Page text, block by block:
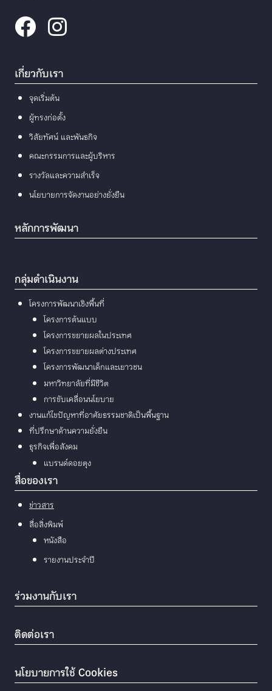
เกี่ยวกับเรา
จุดเริ่มต้น
ผู้ทรงก่อตั้ง
วิสัยทัศน์ และพันธกิจ
คณะกรรมการและผู้บริหาร
รางวัลและความสำเร็จ
นโยบายการจัดงานอย่างยั่งยืน
หลักการพัฒนา
กลุ่มดำเนินงาน
โครงการพัฒนาเชิงพื้นที่
โครงการต้นแบบ
โครงการขยายผลในประเทศ
โครงการขยายผลต่างประเทศ
โครงการพัฒนาเด็กและเยาวชน
มหาวิทยาลัยที่มีชีวิต
การขับเคลื่อนนโยบาย
งานแก้ไขปัญหาที่อาศัยธรรมชาติเป็นพื้นฐาน
ที่ปรึกษาด้านความยั่งยืน
ธุรกิจเพื่อสังคม
แบรนด์ดอยตุง
สื่อของเรา
ข่าวสาร
สื่อสิ่งพิมพ์
หนังสือ
รายงานประจำปี
ร่วมงานกับเรา
ติดต่อเรา
นโยบายการใช้ Cookies